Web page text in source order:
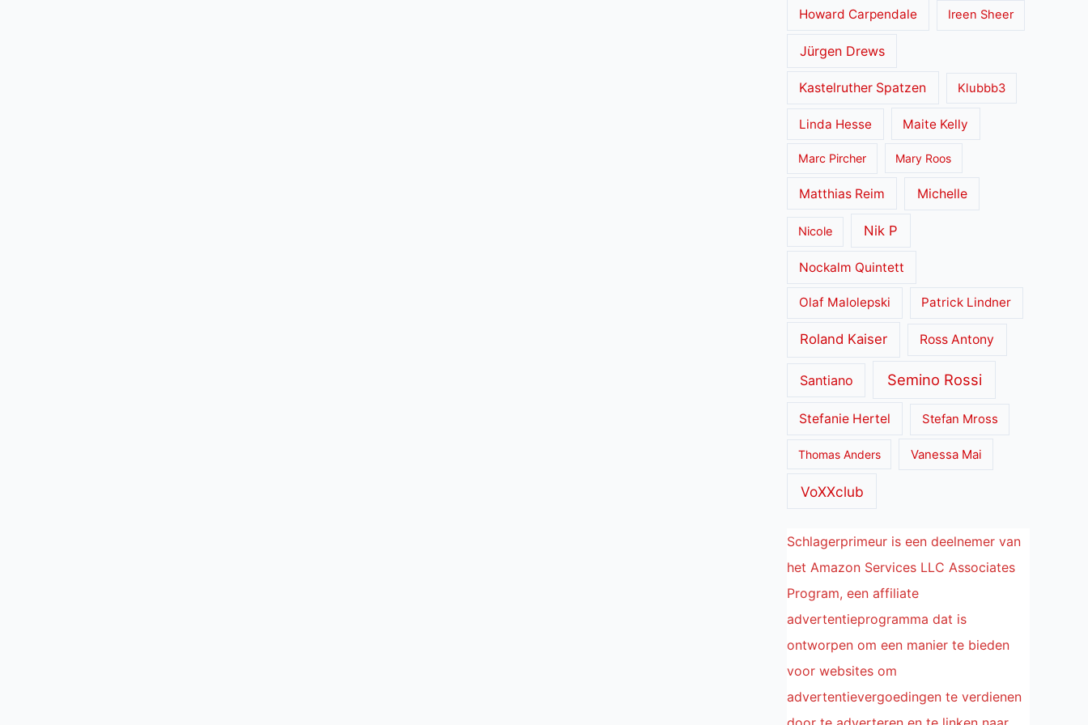
Howard Carpendale Ireen Sheer
Jürgen Drews
Kastelruther Spatzen Klubbb3
Linda Hesse Maite Kelly
Marc Pircher Mary Roos
Matthias Reim Michelle
Nicole Nik P
Nockalm Quintett
Olaf Malolepski Patrick Lindner
Roland Kaiser Ross Antony
Santiano Semino Rossi
Stefanie Hertel Stefan Mross
Thomas Anders Vanessa Mai
VoXXclub
Schlagerprimeur is een deelnemer van
het Amazon Services LLC Associates
Program, een affiliate
advertentieprogramma dat is
ontworpen om een manier te bieden
voor websites om
advertentievergoedingen te verdienen